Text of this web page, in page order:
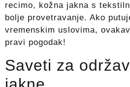
recimo, kožna jakna s
bolje provetravanje. Ako
vremenskim uslovima,
pravi pogodak!
Saveti za